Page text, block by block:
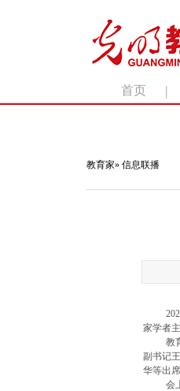
首页 |
教育家» 信息联播
家学者
教
副书记
华等出
会